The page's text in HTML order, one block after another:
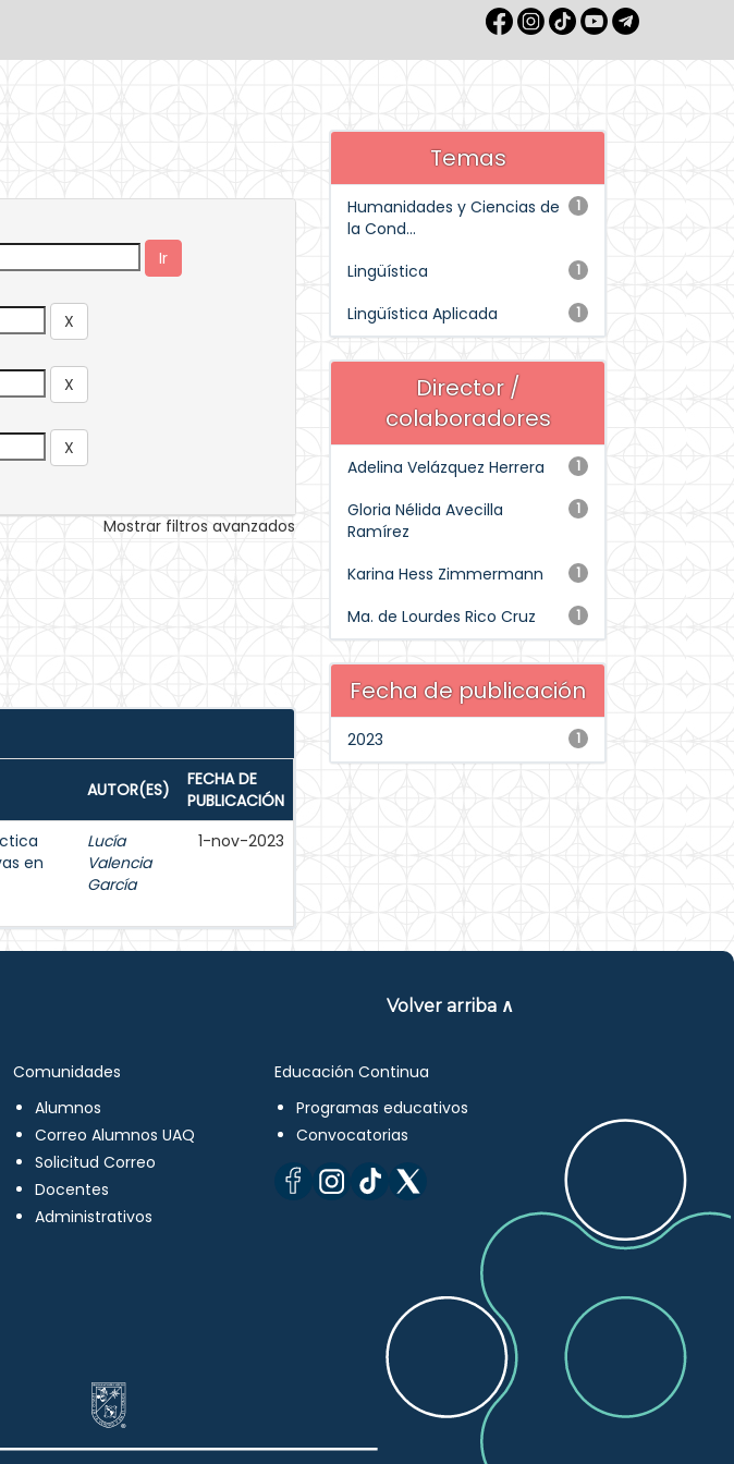
Mostrar filtros avanzados
AUTOR(ES)
FECHA DE
PUBLICACIÓN
en
Lucía
Valencia
García
1-nov-2023
Temas
1
Humanidades y Ciencias de
la Cond...
1
Lingüística
1
Lingüística Aplicada
Director /
colaboradores
1
Adelina Velázquez Herrera
1
Gloria Nélida Avecilla
Ramírez
1
Karina Hess Zimmermann
1
Ma. de Lourdes Rico Cruz
Fecha de publicación
1
2023
Volver arriba ∧
Comunidades
Alumnos
Correo Alumnos UAQ
Solicitud Correo
Docentes
Administrativos
Educación Continua
Programas educativos
Convocatorias